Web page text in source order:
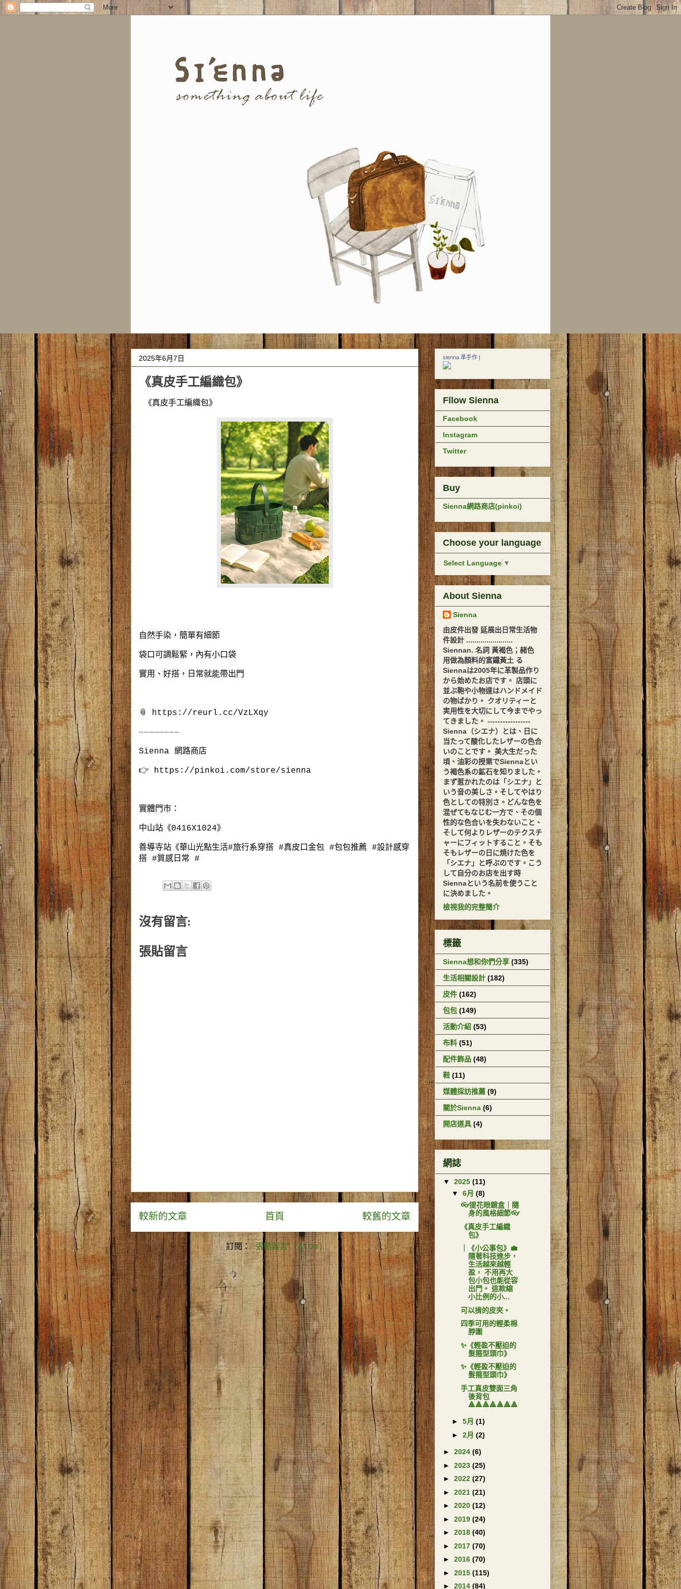
2025年6月7日
《真皮手工編織包》
《真皮手工編織包》
自然手染，簡單有細節
袋口可調鬆緊，內有小口袋
實用、好搭，日常就能帶出門
📎 https://reurl.cc/VzLXqy
⋯⋯⋯⋯⋯⋯⋯⋯
Sienna 網路商店
👉 https://pinkoi.com/store/sienna
實體門市：
中山站《0416X1024》
善導寺站《華山光點生活#旅行系穿搭 #真皮口金包 #包包推薦 #設計感穿
搭 #質感日常 #
沒有留言:
張貼留言
較新的文章 較舊的文章
首頁
訂閱：張貼留言 (Atom)
sienna 革手作 |
Fllow Sienna
Facebook
Instagram
Twitter
Buy
Sienna網路商店(pinkoi)
Choose your language
Select Language ▼
About Sienna
Sienna
由皮件出發 延展出日常生活物
件設計 .......................
Siennan. 名詞 黃褐色；赭色
用做為顏料的富鐵黃土 る
Siennaは2005年に革製品作り
から始めたお店です。 店頭に
並ぶ鞄や小物達はハンドメイド
の物ばかり。 クオリティーと
実用性を大切にして今までやっ
てきました。 -----------------
Sienna（シエナ）とは、日に
当たって酸化したレザーの色合
いのことです。 美大生だった
頃、油彩の授業でSiennaとい
う褐色系の鉱石を知りました。
まず惹かれたのは「シエナ」と
いう音の美しさ。そしてやはり
色としての特別さ。どんな色を
混ぜてもなじむ一方で、その個
性的な色合いを失わないこと、
そして何よりレザーのテクスチ
ャーにフィットすること。そも
そもレザーの日に焼けた色を
「シエナ」と呼ぶのです。こう
して自分のお店を出す時
Siennaという名前を使うこと
に決めました。
檢視我的完整簡介
標籤
Sienna想和你們分享 (335)
生活相關設計 (182)
皮件 (162)
包包 (149)
活動介紹 (53)
布料 (51)
配件飾品 (48)
鞋 (11)
媒體採訪推薦 (9)
關於Sienna (6)
開店道具 (4)
網誌
▼ 2025 (11)
▼ 6月 (8)
👓提花眼鏡盒｜隨
身的風格細節👓
《真皮手工編織
包》
｜《小公事包》💼
隨著科技進步，
生活越來越輕
盈， 不用再大
包小包也能從容
出門。 這款縮
小比例的小...
可以揹的皮夾。
四季可用的輕柔棉
脖圍
✨《輕盈不壓迫的
髮箍型頭巾》
✨《輕盈不壓迫的
髮箍型頭巾》
手工真皮雙面三角
後背包
🔺🔺🔺🔺🔺🔺🔺
► 5月 (1)
► 2月 (2)
► 2024 (6)
► 2023 (25)
► 2022 (27)
► 2021 (21)
► 2020 (12)
► 2019 (24)
► 2018 (40)
► 2017 (70)
► 2016 (70)
► 2015 (115)
► 2014 (84)